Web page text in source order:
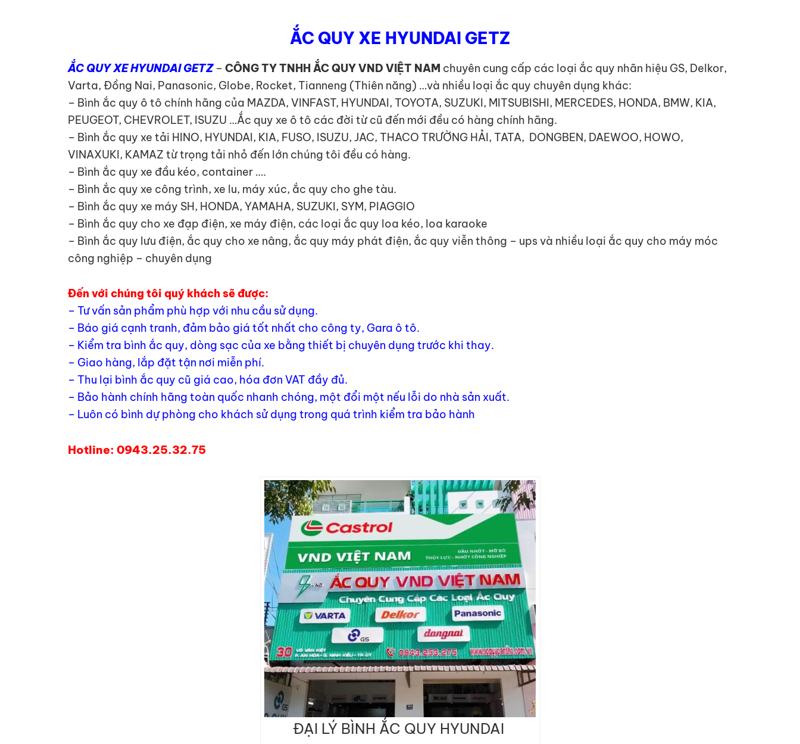
ẮC QUY XE HYUNDAI GETZ
ẮC QUY XE HYUNDAI GETZ – CÔNG TY TNHH ẮC QUY VND VIỆT NAM chuyên cung cấp các loại ắc quy nhãn hiệu GS, Delkor,
Varta, Đồng Nai, Panasonic, Globe, Rocket, Tianneng (Thiên năng) …và nhiều loại ắc quy chuyên dụng khác:
– Bình ắc quy ô tô chính hãng của MAZDA, VINFAST, HYUNDAI, TOYOTA, SUZUKI, MITSUBISHI, MERCEDES, HONDA, BMW, KIA,
PEUGEOT, CHEVROLET, ISUZU …Ắc quy xe ô tô các đời từ cũ đến mới đều có hàng chính hãng.
– Bình ắc quy xe tải HINO, HYUNDAI, KIA, FUSO, ISUZU, JAC, THACO TRƯỜNG HẢI, TATA, DONGBEN, DAEWOO, HOWO,
VINAXUKI, KAMAZ từ trọng tải nhỏ đến lớn chúng tôi đều có hàng.
– Bình ắc quy xe đầu kéo, container ….
– Bình ắc quy xe công trình, xe lu, máy xúc, ắc quy cho ghe tàu.
– Bình ắc quy xe máy SH, HONDA, YAMAHA, SUZUKI, SYM, PIAGGIO
– Bình ắc quy cho xe đạp điện, xe máy điện, các loại ắc quy loa kéo, loa karaoke
– Bình ắc quy lưu điện, ắc quy cho xe nâng, ắc quy máy phát điện, ắc quy viễn thông – ups và nhiều loại ắc quy cho máy móc
công nghiệp – chuyên dụng
Đến với chúng tôi quý khách sẽ được:
– Tư vấn sản phẩm phù hợp với nhu cầu sử dụng.
– Báo giá cạnh tranh, đảm bảo giá tốt nhất cho công ty, Gara ô tô.
– Kiểm tra bình ắc quy, dòng sạc của xe bằng thiết bị chuyên dụng trước khi thay.
– Giao hàng, lắp đặt tận nơi miễn phí.
– Thu lại bình ắc quy cũ giá cao, hóa đơn VAT đầy đủ.
– Bảo hành chính hãng toàn quốc nhanh chóng, một đổi một nếu lỗi do nhà sản xuất.
– Luôn có bình dự phòng cho khách sử dụng trong quá trình kiểm tra bảo hành
Hotline: 0943.25.32.75
ĐẠI LÝ BÌNH ẮC QUY HYUNDAI